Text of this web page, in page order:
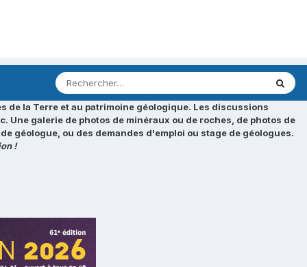
de la Terre et au patrimoine géologique. Les discussions
galerie de photos de minéraux ou de roches, de photos de
géologue, ou des demandes d'emploi ou stage de géologues.
!